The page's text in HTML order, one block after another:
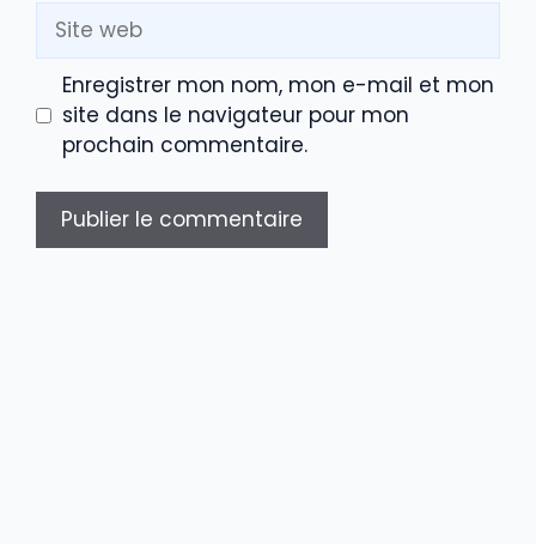
Site
web
Enregistrer mon nom, mon e-mail et mon
site dans le navigateur pour mon
prochain commentaire.